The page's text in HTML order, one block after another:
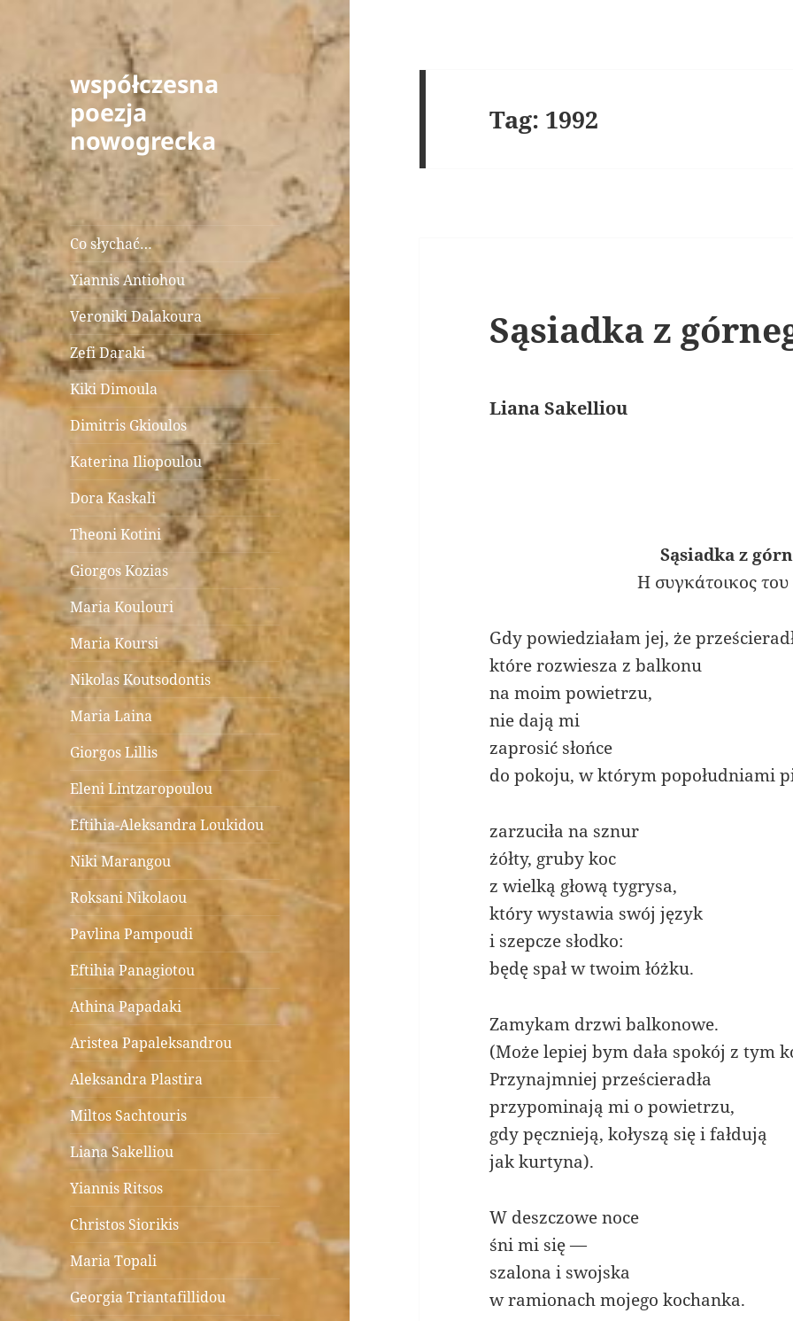
współczesna
poezja
nowogrecka
Co słychać…
Yiannis Antiohou
Veroniki Dalakoura
Zefi Daraki
Kiki Dimoula
Dimitris Gkioulos
Katerina Iliopoulou
Dora Kaskali
Theoni Kotini
Giorgos Kozias
Maria Koulouri
Maria Koursi
Nikolas Koutsodontis
Maria Laina
Giorgos Lillis
Eleni Lintzaropoulou
Eftihia-Aleksandra Loukidou
Niki Marangou
Roksani Nikolaou
Pavlina Pampoudi
Eftihia Panagiotou
Athina Papadaki
Aristea Papaleksandrou
Aleksandra Plastira
Miltos Sachtouris
Liana Sakelliou
Yiannis Ritsos
Christos Siorikis
Maria Topali
Georgia Triantafillidou
Tag: 1992
Sąsiadka z
Liana Sakelliou
Sąsiadka z
Η συγκάτοικος
Gdy powiedziałam jej, że
które rozwiesza z balkonu
na moim powietrzu,
nie dają mi
zaprosić słońce
do pokoju, w którym popołudniami
zarzuciła na sznur
żółty, gruby koc
z wielką głową tygrysa,
który wystawia swój język
i szepcze słodko:
będę spał w twoim łóżku.
Zamykam drzwi balkonowe.
(Może lepiej bym dała spokój z tym
Przynajmniej prześcieradła
przypominają mi o powietrzu,
gdy pęcznieją, kołyszą się i fałdują
jak kurtyna).
W deszczowe noce
śni mi się —
szalona i swojska
w ramionach mojego kochanka.